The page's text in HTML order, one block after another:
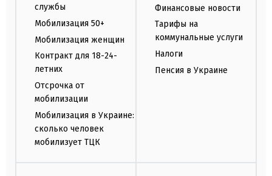
службы
Мобилизация 50+
Мобилизация женщин
Контракт для 18-24-
летних
Отсрочка от
мобилизации
Мобилизация в Украине:
сколько человек
мобилизует ТЦК
Финансовые новости
Тарифы на
коммунальные услуги
Налоги
Пенсия в Украине